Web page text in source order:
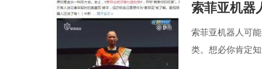
索菲亚机器
索菲亚机器人可
类。想必你肯定